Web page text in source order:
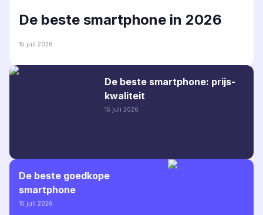
De beste smartphone in 2026
15 juli 2026
De beste smartphone: prijs-
kwaliteit
15 juli 2026
De beste goedkope
smartphone
15 juli 2026